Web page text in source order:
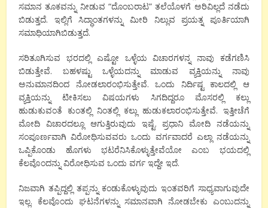
ಸಮಾನ ತೂಕವನ್ನು ನೀಡುವ “ದೊಂಬರಾಟ” ತಲೆಯೊಳಗೆ ಅರಿವಿಲ್ಲದೆ ನಡೆದು
ಬಿಡುತ್ತದೆ. ಇಲ್ಲಿಗೆ ಸಿದ್ಧಾಂತಗಳನ್ನು ಮೀರಿ ನಿಲ್ಲುವ ಪ್ರಯತ್ನ ಪೂರ್ತಿಯಾಗಿ
ಸಮಾಧಿಯಾಗಿಬಿಡುತ್ತದೆ.
ಸರಿತೂಗಿಸುವ ಭರದಲ್ಲಿ ಎಷ್ಟೋ ಒಳ್ಳೆಯ ವಿಚಾರಗಳನ್ನ ನಾವು ಕಡೆಗಣಿಸಿ
ಬಿಡುತ್ತೇವೆ. ಬಹಳಷ್ಟು ಒಳ್ಳೆಯದನ್ನು ಮಾಡುವ ವ್ಯಕ್ತಿಯನ್ನು ನಾವು
ಅನುಮಾನದಿಂದ ನೋಡಲಾರಂಭಿಸುತ್ತೇವೆ. ಒಂದು ನಿರ್ದಿಷ್ಟ ಕಾಲದಲ್ಲಿ ಆ
ವ್ಯಕ್ತಿಯನ್ನು ಟೀಕಿಸಲು ವಿಷಯಗಳು ಸಿಗದಿದ್ದರೂ ಮೊಸರಲ್ಲಿ ಕಲ್ಲು
ಹುಡುಕುವಂತೆ ಕುಂತಲ್ಲಿ ನಿಂತಲ್ಲಿ ಕಲ್ಲು ಹುಡುಕಲಾರಂಭಿಸುತ್ತೇವೆ. ಇತ್ತೀಚೆಗೆ
ಮೋದಿ ವಿಚಾರದಲ್ಲೂ ಆಗುತ್ತಿರುವುದು ಇಷ್ಟೆ. ಪ್ರಧಾನಿ ಮೋದಿ ನಡೆಯನ್ನು
ಸಂಪೂರ್ಣವಾಗಿ ವಿರೋಧಿಸುವವರು ಒಂದು ವರ್ಗವಾದರೆ ಎಲ್ಲಾ ನಡೆಯನ್ನು
ಒಪ್ಪಿಕೊಂಡು ಹೊಗಳು ಭಟರೆನಿಸಿಕೊಳ್ಳುತ್ತೇವೆಯೋ ಎಂಬ ಭಯದಲ್ಲಿ
ಕೆಲವೊಂದನ್ನು ವಿರೋಧಿಸುವ ಒಂದು ವರ್ಗ ಇದ್ದೇ ಇದೆ.
ನಿಜವಾಗಿ ತಪ್ಪಿದ್ದಲ್ಲಿ ತಪ್ಪನ್ನು ಕಂಡುಕೊಳ್ಳುವುದು ಇಂತವರಿಗೆ ಸಾಧ್ಯವಾಗುವುದೇ
ಇಲ್ಲ. ಕೆಲವೊಂದು ಘಟನೆಗಳನ್ನು ಸಮಾನವಾಗಿ ನೋಡಬೇಕು ಎಂಬುದನ್ನು